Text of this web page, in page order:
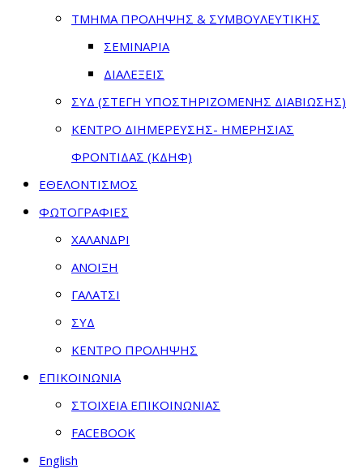
ΤΜΗΜΑ ΠΡΟΛΗΨΗΣ & ΣΥΜΒΟΥΛΕΥΤΙΚΗΣ
ΣΕΜΙΝΑΡΙΑ
ΔΙΑΛΕΞΕΙΣ
ΣΥΔ (ΣΤΕΓΗ ΥΠΟΣΤΗΡΙΖΟΜΕΝΗΣ ΔΙΑΒΙΩΣΗΣ)
ΚΕΝΤΡΟ ΔΙΗΜΕΡΕΥΣΗΣ- ΗΜΕΡΗΣΙΑΣ
ΦΡΟΝΤΙΔΑΣ (ΚΔΗΦ)
ΕΘΕΛΟΝΤΙΣΜΟΣ
ΦΩΤΟΓΡΑΦΙΕΣ
ΧΑΛΑΝΔΡΙ
ΑΝΟΙΞΗ
ΓΑΛΑΤΣΙ
ΣΥΔ
ΚΕΝΤΡΟ ΠΡΟΛΗΨΗΣ
ΕΠΙΚΟΙΝΩΝΙΑ
ΣΤΟΙΧΕΙΑ ΕΠΙΚΟΙΝΩΝΙΑΣ
FACEBOOK
English